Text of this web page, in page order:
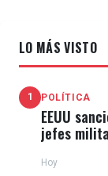
LO MÁS VISTO
1 POLÍTICA
EEUU
jefes
Hoy